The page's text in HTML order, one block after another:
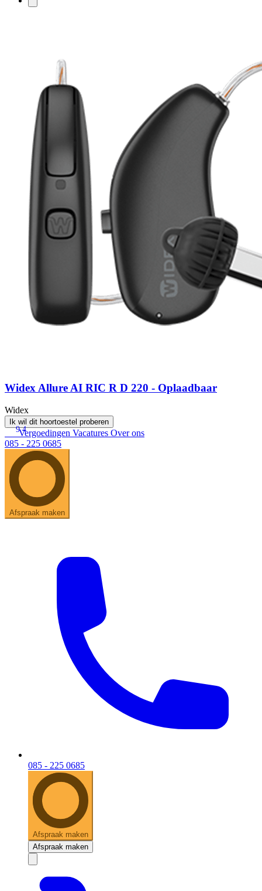
Widex Allure AI RIC R D 220 - Oplaadbaar
Widex
Ik wil dit hoortoestel proberen
9.4
Vergoedingen Vacatures Over ons
085 - 225 0685
Afspraak maken
085 - 225 0685
Afspraak maken
Afspraak maken